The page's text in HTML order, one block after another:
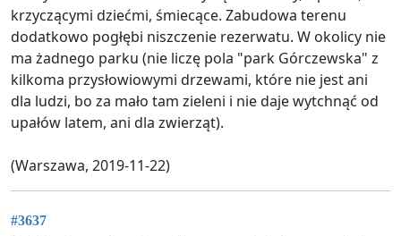
krzyczącymi dziećmi, śmiecące. Zabudowa terenu
dodatkowo pogłębi niszczenie rezerwatu. W okolicy nie
ma żadnego parku (nie liczę pola "park Górczewska" z
kilkoma przysłowiowymi drzewami, które nie jest ani
dla ludzi, bo za mało tam zieleni i nie daje wytchnąć od
upałów latem, ani dla zwierząt).
(Warszawa, 2019-11-22)
#3637